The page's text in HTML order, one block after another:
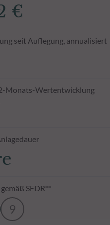
€
seit Auflegung, annualisiert
Monats-Wertentwicklung
SFDR**
9